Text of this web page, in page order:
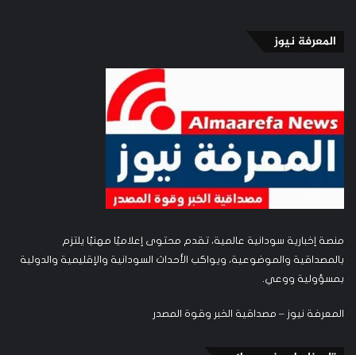
المعرفة نيوز
منصة إخبارية سودانية عالمية، تقدم محتوى إعلاميًا مهنيًا يلتزم
بالمصداقية والموضوعية، ويواكب الأحداث السودانية والإقليمية والدولية
بمسؤولية ووعي.
المعرفة نيوز – مصداقية الخبر وقوة المصدر